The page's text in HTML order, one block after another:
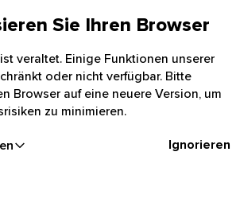
Sie Ihren Browser
veraltet. Einige Funktionen unserer
oder nicht verfügbar. Bitte
Browser auf eine neuere Version, um
zu minimieren.
Ignorieren